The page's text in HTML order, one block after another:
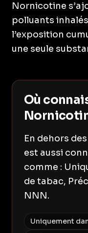
Nornicotine
polluants
l’exposition
une seule
Où
En dehors
est aussi
comme :
de tabac,
NNN.
Uniquement